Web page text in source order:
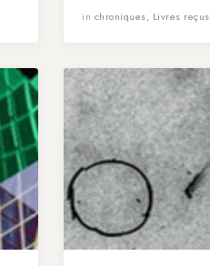
in chroniques, Livres reçus